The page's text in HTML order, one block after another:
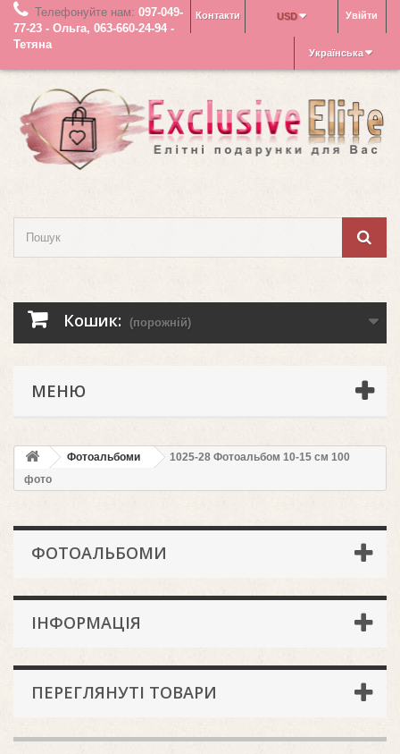
Увійти
USD
Контакти
Телефонуйте нам: 097-049-
77-23 - Ольга, 063-660-24-94 -
Тетяна
Українська
Кошик: (порожній)
МЕНЮ
Фотоальбоми
1025-28 Фотоальбом 10-15 см 100
фото
ФОТОАЛЬБОМИ
ІНФОРМАЦІЯ
ПЕРЕГЛЯНУТІ ТОВАРИ